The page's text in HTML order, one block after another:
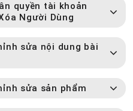
quyền tài khoản
Người Dùng
sửa nội dung bài
sửa sản phẩm